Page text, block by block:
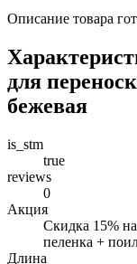
Описание товара
для
бежевая
is_stm
true
reviews
0
Акция
Скидка 15%
пеленка +
Длина